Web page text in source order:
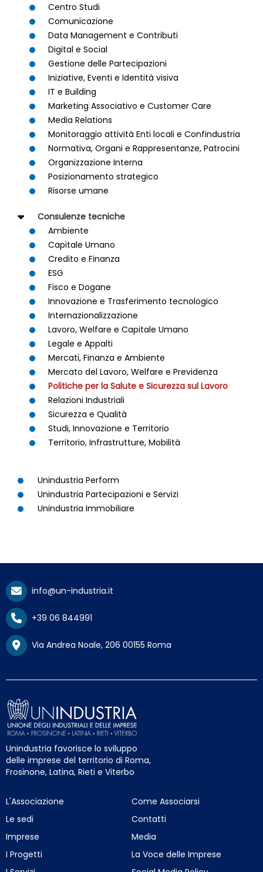
Centro Studi
Comunicazione
Data Management e Contributi
Digital e Social
Gestione delle Partecipazioni
Iniziative, Eventi e Identità visiva
IT e Building
Marketing Associativo e Customer Care
Media Relations
Monitoraggio attività Enti locali e Confindustria
Normativa, Organi e Rappresentanze, Patrocini
Organizzazione Interna
Posizionamento strategico
Risorse umane
Consulenze tecniche
Ambiente
Capitale Umano
Credito e Finanza
ESG
Fisco e Dogane
Innovazione e Trasferimento tecnologico
Internazionalizzazione
Lavoro, Welfare e Capitale Umano
Legale e Appalti
Mercati, Finanza e Ambiente
Mercato del Lavoro, Welfare e Previdenza
Politiche per la Salute e Sicurezza sul Lavoro
Relazioni Industriali
Sicurezza e Qualità
Studi, Innovazione e Territorio
Territorio, Infrastrutture, Mobilità
Unindustria Perform
Unindustria Partecipazioni e Servizi
Unindustria Immobiliare
info@un-industria.it
+39 06 844991
Via Andrea Noale, 206 00155 Roma
Unindustria favorisce lo sviluppo
delle imprese del territorio di Roma,
Frosinone, Latina, Rieti e Viterbo
L'Associazione
Le sedi
Imprese
I Progetti
Come Associarsi
Contatti
Media
La Voce delle Imprese